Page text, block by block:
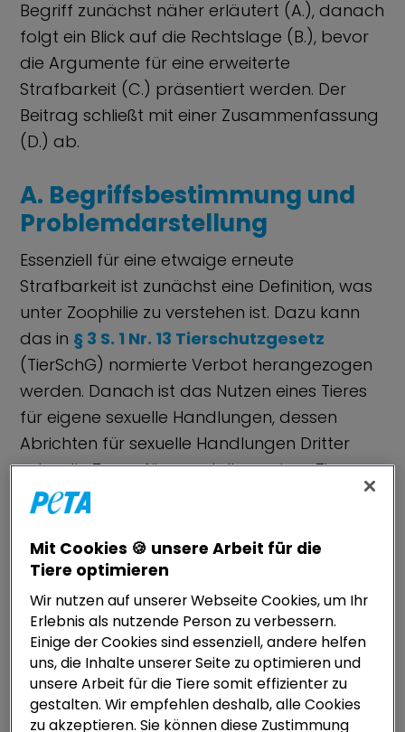
Begriff zunächst näher erläutert (A.), danach
folgt ein Blick auf die Rechtslage (B.), bevor
die Argumente für eine erweiterte
Strafbarkeit (C.) präsentiert werden. Der
Beitrag schließt mit einer Zusammenfassung
(D.) ab.
A. Begriffsbestimmung und
Problemdarstellung
Essenziell für eine etwaige erneute
Strafbarkeit ist zunächst eine Definition, was
unter Zoophilie zu verstehen ist. Dazu kann
das in § 3 S. 1 Nr. 13 Tierschutzgesetz
(TierSchG) normierte Verbot herangezogen
werden. Danach ist das Nutzen eines Tieres
für eigene sexuelle Handlungen, dessen
Abrichten für sexuelle Handlungen Dritter
oder die Zurverfügungstellung eines Tieres
und das Tier dadurch zu artwidrigem
Verhalten zu zwingen, untersagt. Diese
Handlungen sind gemäß§ 18 Abs. 1 Nr. 4
TierSchGeine Ordnungswidrigkeit. Unter
Zoophilie fallen also sexuelle Handlungen
von Menschen an und mit Tieren oder
Handlungen, bei denen Tiere von Menschen
veranlasst werden, sexuelle Handlungen
vorzunehmen. Entgegen den Behauptungen
Mit Cookies 🍪 unsere Arbeit für die
Tiere optimieren
Wir nutzen auf unserer Webseite Cookies, um Ihr
Erlebnis als nutzende Person zu verbessern.
Einige der Cookies sind essenziell, andere helfen
uns, die Inhalte unserer Seite zu optimieren und
unsere Arbeit für die Tiere somit effizienter zu
gestalten. Wir empfehlen deshalb, alle Cookies
zu akzeptieren. Sie können diese Zustimmung